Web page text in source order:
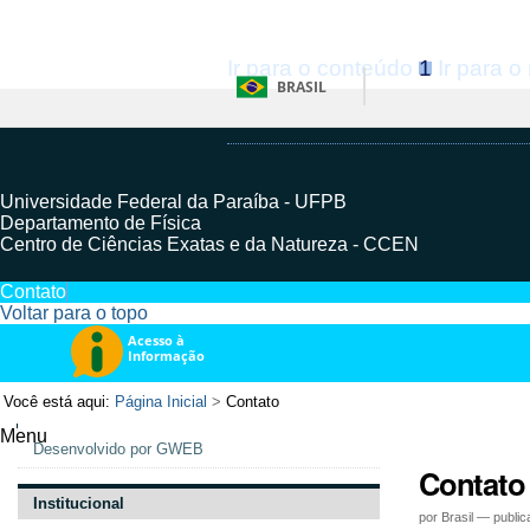
Ir para o conteúdo 1 Ir para o
BRASIL
Universidade Federal da Paraíba - UFPB
Departamento de Física
Centro de Ciências Exatas e da Natureza - CCEN
Contato
Você está aqui: Página Inicial >Contato
Menu
Navegação
Desenvolvido por GWEB
Institucional
Contato
por Brasil —
Voltar para o topo